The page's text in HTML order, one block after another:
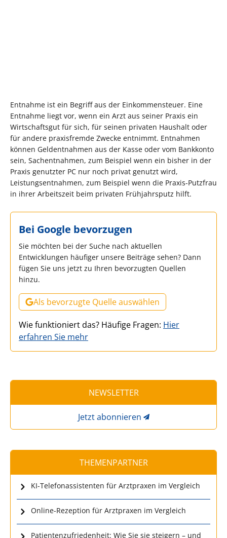
Entnahme ist ein Begriff aus der Einkommensteuer. Eine
Entnahme liegt vor, wenn ein Arzt aus seiner Praxis ein
Wirtschaftsgut für sich, für seinen privaten Haushalt oder
für andere praxisfremde Zwecke entnimmt. Entnahmen
können Geldentnahmen aus der Kasse oder vom Bankkonto
sein, Sachentnahmen, zum Beispiel wenn ein bisher in der
Praxis genutzter PC nur noch privat genutzt wird,
Leistungsentnahmen, zum Beispiel wenn die Praxis-Putzfrau
in ihrer Arbeitszeit beim privaten Frühjahrsputz hilft.
Bei Google bevorzugen
Sie möchten bei der Suche nach aktuellen
Entwicklungen häufiger unsere Beiträge sehen? Dann
fügen Sie uns jetzt zu Ihren bevorzugten Quellen
hinzu.
Als bevorzugte Quelle auswählen
Wie funktioniert das? Häufige Fragen: Hier
erfahren Sie mehr
NEWSLETTER
Jetzt abonnieren
THEMENPARTNER
KI-Telefonassistenten für Arztpraxen im Vergleich
Online-Rezeption für Arztpraxen im Vergleich
Patientenzufriedenheit: Wie Sie sie steigern – und